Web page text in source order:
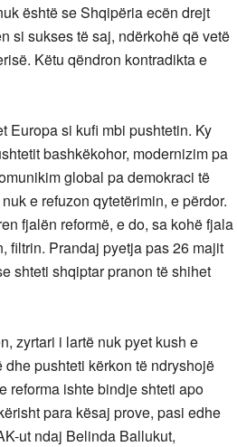
është se Shqipëria ecën drejt
si sukses të saj, ndërkohë që vetë
Këtu qëndron kontradikta e
Europa si kufi mbi pushtetin. Ky
bashkëkohor, modernizim pa
global pa demokraci të
e refuzon qytetërimin, e përdor.
fjalën reformë, e do, sa kohë fjala
filtrin. Prandaj pyetja pas 26 majit
shteti shqiptar pranon të shihet
zyrtari i lartë nuk pyet kush e
pushteti kërkon të ndryshojë
reforma ishte bindje shteti apo
para kësaj prove, pasi edhe
ut ndaj Belinda Ballukut,